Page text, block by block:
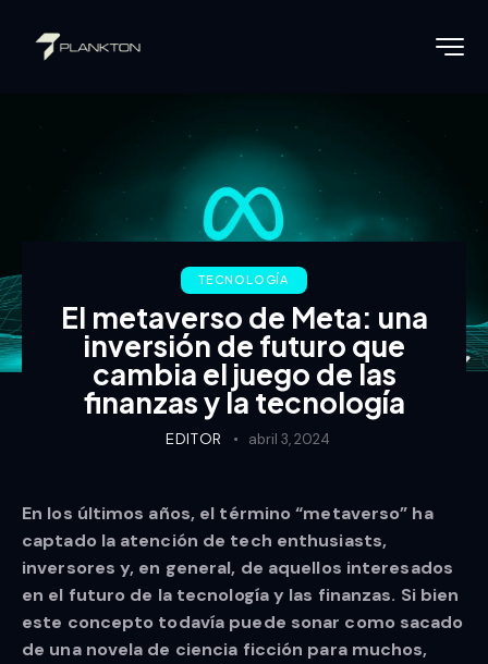
TECNOLOGÍA
El metaverso de Meta: una
inversión de futuro que
cambia el juego de las
finanzas y la tecnología
EDITOR abril 3, 2024
En los últimos años, el término “metaverso” ha
captado la atención de tech enthusiasts,
inversores y, en general, de aquellos interesados
en el futuro de la tecnología y las finanzas. Si bien
este concepto todavía puede sonar como sacado
de una novela de ciencia ficción para muchos,